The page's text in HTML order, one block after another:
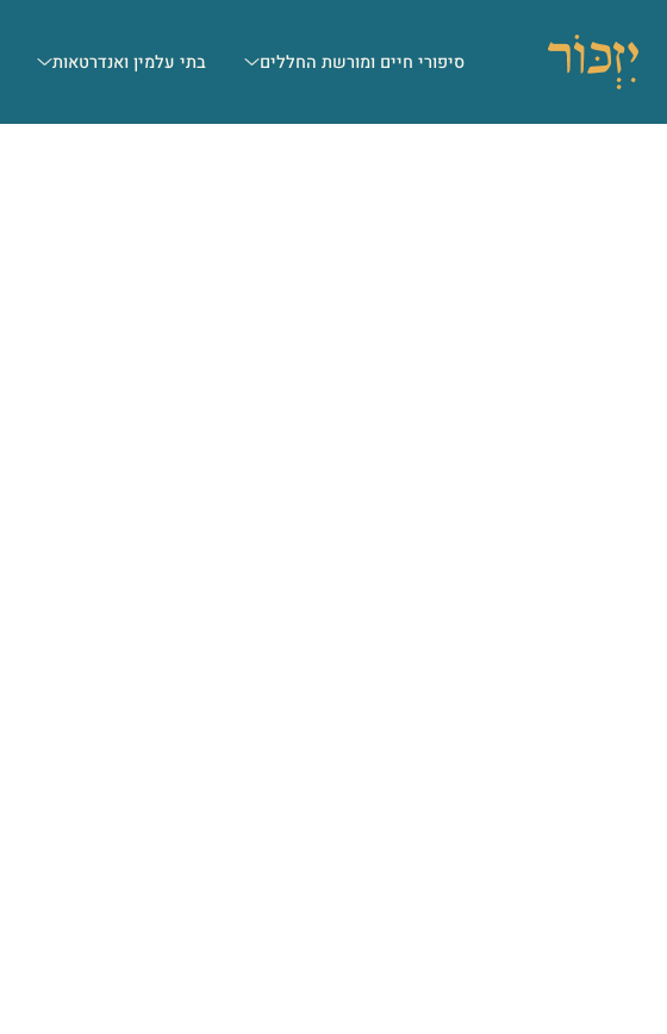
סיפורי חיים ומורשת החללים בתי עלמין ואנדרטאות